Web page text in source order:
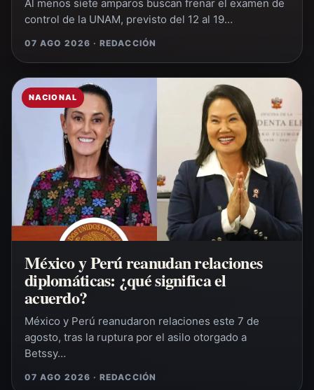
Al menos siete amparos buscan frenar el examen de
control de la UNAM, previsto del 12 al 19…
07 AGO 2026 · REDACCIÓN
NACIONAL
México y Perú reanudan relaciones
diplomáticas: ¿qué significa el
acuerdo?
México y Perú reanudaron relaciones este 7 de
agosto, tras la ruptura por el asilo otorgado a
Betssy…
07 AGO 2026 · REDACCIÓN